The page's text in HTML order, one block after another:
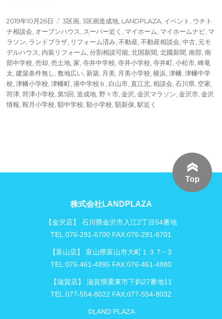
投
稿
日:
2019年10月26日
タ
グ
3区画,3区画造成地, LANDPLAZA, イベント , ウチト
チ相談会, オープンハウス, スーパー近く , マイホーム, マイホームナビ, マ
ラソン, ランドプラザ, リフォーム済み,不動産,不動産相談会,中古, 元モ
デルハウス, 内装リフォーム,分割相談可能,北国新聞,北國新聞,南部,南
部中学校,売却,売土地,家,寺井中学校,寺井小学校,寺井町,小松市,峰竜
太,建築条件無し, 敷地広い, 新築, 月美, 月美小学校,横浜,津幡,津幡中学
校,津幡小学校,津幡町,港中学校ｂ , 白山市, 直江北,相談会,石川県, 空家,
符津,符津小学校,第5回,造成地, 野々市,金沢,金沢マラソン,金沢市,金沢
情報,鞍月小学校,額中学校,額小学校,額新保,駅近く
Top
株式会社LANDPLAZA
【金沢店】 石川県金沢市入江2丁目54番地
TEL:076-291-6700 FAX:076-291-6701
【富山店】 富山県富山市大町１３７−３
TEL:076-461-4895 FAX:076-461-4880
【滋賀店】 滋賀県栗東市下鈎27番地11
TEL:077-554-8022 FAX:077-554-8032
©LAND PLAZA